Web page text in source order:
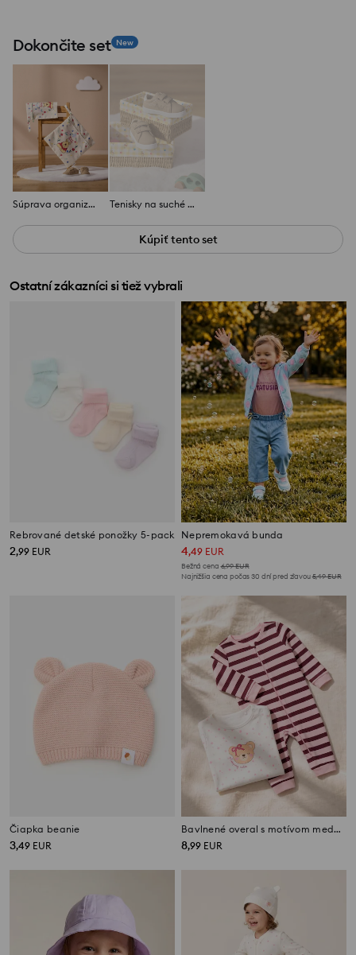
Dokončite set New
Súprava organizérov Tenisky na suché zipsy Winnie the Pooh
Kúpiť tento set
Ostatní zákazníci si tiež vybrali
Rebrované detské ponožky 5-pack
2,99 EUR
Nepremokavá bunda
4,49 EUR
Bežná cena 6,99EUR
Najnižšia cena počas 30 dní pred zľavou5,49EUR
Čiapka beanie
3,49 EUR
Bavlnené overal s motívom medvedíka 2 pack
8,99 EUR